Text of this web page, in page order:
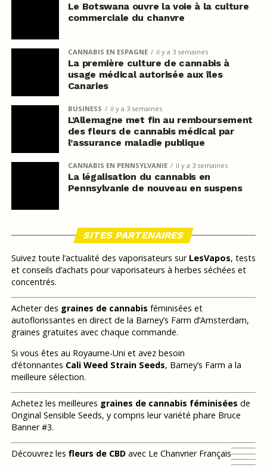
Le Botswana ouvre la voie à la culture
commerciale du chanvre
CANNABIS EN ESPAGNE il y a 3 semaines
La première culture de cannabis à
usage médical autorisée aux îles
Canaries
BUSINESS il y a 3 semaines
L’Allemagne met fin au remboursement
des fleurs de cannabis médical par
l’assurance maladie publique
CANNABIS EN PENNSYLVANIE il y a 3 semaines
La légalisation du cannabis en
Pennsylvanie de nouveau en suspens
SITES PARTENAIRES
Suivez toute l’actualité des vaporisateurs sur LesVapos, tests
et conseils d’achats pour vaporisateurs à herbes séchées et
concentrés.
Acheter des graines de cannabis féminisées et
autoflorissantes en direct de la Barney’s Farm d’Amsterdam,
graines gratuites avec chaque commande.
Si vous êtes au Royaume-Uni et avez besoin
d’étonnantes Cali Weed Strain Seeds, Barney’s Farm a la
meilleure sélection.
Achetez les meilleures graines de cannabis féminisées de
Original Sensible Seeds, y compris leur variété phare Bruce
Banner #3.
Découvrez les fleurs de CBDavec Le Chanvrier Français